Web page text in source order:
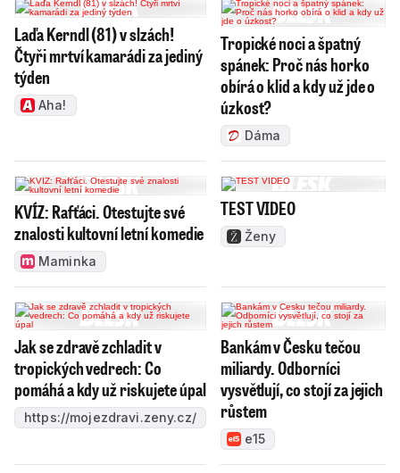
Laďa Kerndl (81) v slzách!
Čtyři mrtví kamarádi za jediný
týden
Aha!
Tropické noci a špatný
spánek: Proč nás horko
obírá o klid a kdy už jde o
úzkost?
Dáma
KVÍZ: Rafťáci. Otestujte své
znalosti kultovní letní komedie
Maminka
TEST VIDEO
Ženy
Jak se zdravě zchladit v
tropických vedrech: Co
pomáhá a kdy už riskujete úpal
https://mojezdravi.zeny.cz/
Bankám v Česku tečou
miliardy. Odborníci
vysvětlují, co stojí za jejich
růstem
e15